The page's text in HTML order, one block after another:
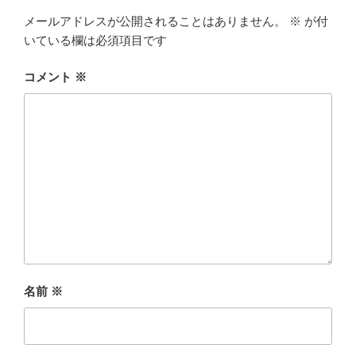
メールアドレスが公開されることはありません。 ※ が付
いている欄は必須項目です
コメント ※
名前 ※